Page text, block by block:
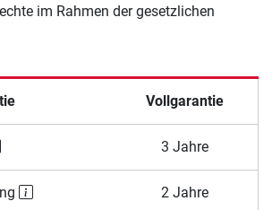
im Rahmen der gesetzlichen
Vollgarantie
3 Jahre
2 Jahre